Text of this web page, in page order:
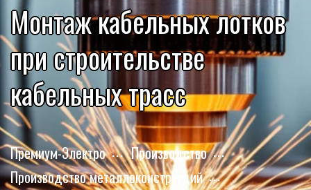
Монтаж кабельных лотков
при строительстве
кабельных трасс
Премиум-Электро
Производство
Производство металлоконструкций